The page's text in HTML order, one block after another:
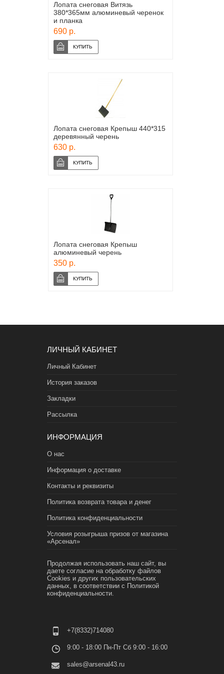
Лопата снеговая Витязь
380*365мм алюминевый черенок
и планка
690 р.
Лопата снеговая Крепыш 440*315
деревянный черень
630 р.
Лопата снеговая Крепыш
алюминевый черень
350 р.
ЛИЧНЫЙ КАБИНЕТ
Личный Кабинет
История заказов
Закладки
Рассылка
ИНФОРМАЦИЯ
О нас
Информация о доставке
Контакты и реквизиты
Политика возврата товара и денег
Политика конфиденциальности
Условия розыгрыша призов от магазина
«Арсенал»
Продолжая использовать наш сайт, вы
даете согласие на обработку файлов
Cookies и других пользовательских
данных, в соответствии с Политикой
конфиденциальности.
+7(8332)714080
9:00 - 18:00 Пн-Пт Сб 9:00 - 16:00
sales@arsenal43.ru